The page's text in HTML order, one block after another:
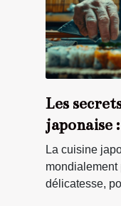
Les
japonaise
La cuisine
mondialement
délicatesse,